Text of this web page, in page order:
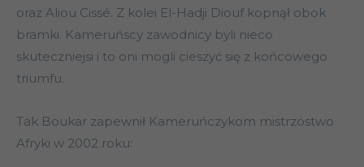
oraz Aliou Cissé. Z kolei El-Hadji Diouf kopnął obok
bramki. Kameruńscy zawodnicy byli nieco
skuteczniejsi i to oni mogli cieszyć się z końcowego
triumfu.
Tak Boukar zapewnił Kameruńczykom mistrzostwo
Afryki w 2002 roku: